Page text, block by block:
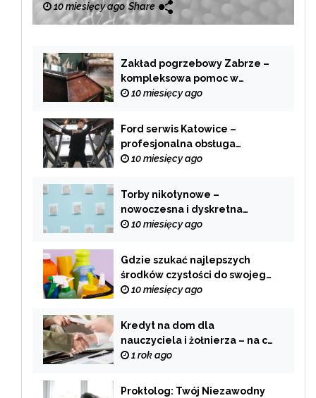
10 miesięcy ago Share
Zakład pogrzebowy Zabrze –
kompleksowa pomoc w
trudnych chwilach
10 miesięcy ago
Ford serwis Katowice –
profesjonalna obsługa
Twojego samochodu
10 miesięcy ago
Torby nikotynowe –
nowoczesna i dyskretna
alternatywa dla tradycyjnego
10 miesięcy ago
Gdzie szukać najlepszych
środków czystości do swojego
domu?
10 miesięcy ago
Kredyt na dom dla
nauczyciela i żołnierza – na co
zwrócić uwagę przy wyborze
1 rok ago
Proktolog: Twój Niezawodny